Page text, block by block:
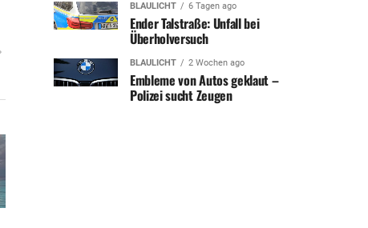
BLAULICHT 6 Tagen ago
Ender Talstraße: Unfall bei
Überholversuch
BLAULICHT 2 Wochen ago
Embleme von Autos geklaut –
Polizei sucht Zeugen